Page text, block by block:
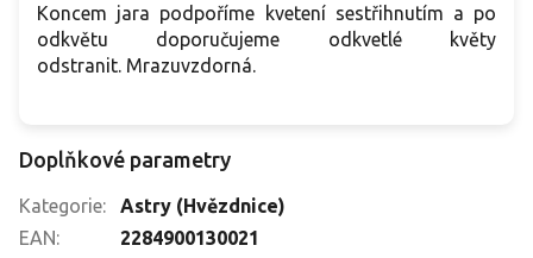
Koncem jara podpoříme kvetení sestřihnutím a po
odkvětu doporučujeme odkvetlé květy
odstranit. Mrazuvzdorná.
Doplňkové parametry
Kategorie:
Astry (Hvězdnice)
EAN:
2284900130021